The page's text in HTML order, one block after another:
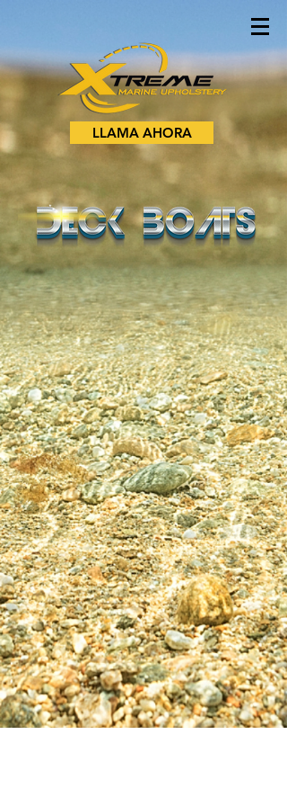
LLAMA AHORA